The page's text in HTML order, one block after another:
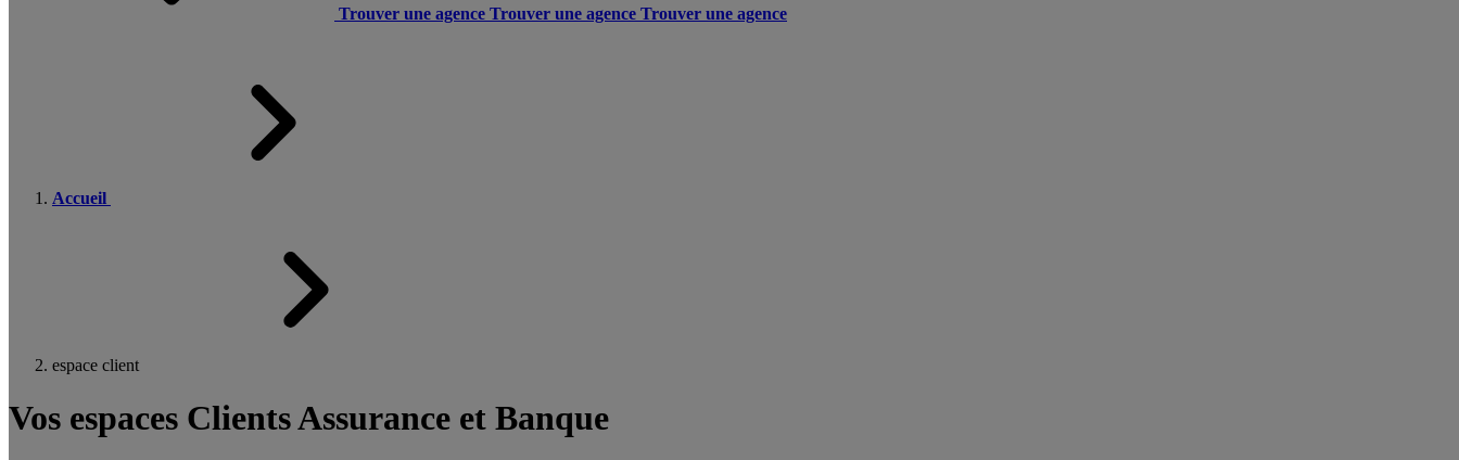
Trouver une agence Trouver une agence Trouver une agence
Accueil
espace client
Vos espaces Clients Assurance et Banque